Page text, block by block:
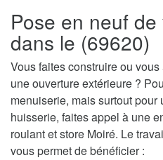
Pose en neuf
dans le (69620)
Vous faites construire ou
une ouverture extérieure ?
menuiserie, mais surtout
huisserie, faites appel à une
roulant et store Moiré. Le
vous permet de bénéficier :